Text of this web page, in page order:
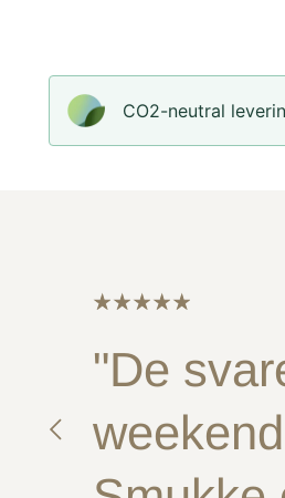
CO2-neutral
"De